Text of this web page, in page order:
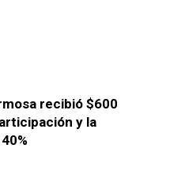
recibió $600
y la